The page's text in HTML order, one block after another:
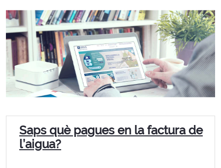
Saps què pagues en la factura de
l’aigua?